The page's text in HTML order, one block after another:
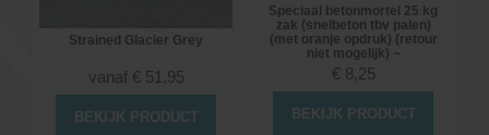
Strained Glacier Grey
vanaf € 51,95
BEKIJK PRODUCT
Speciaal betonmortel 25 kg
zak (snelbeton tbv palen)
(met oranje opdruk) (retour
niet mogelijk) ~
€ 8,25
BEKIJK PRODUCT